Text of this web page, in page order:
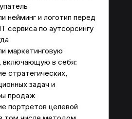
нейминг и логотип перед
сервиса по аутсорсингу
маркетинговую
включающую в себя:
стратегических,
задач и
продаж
портретов целевой